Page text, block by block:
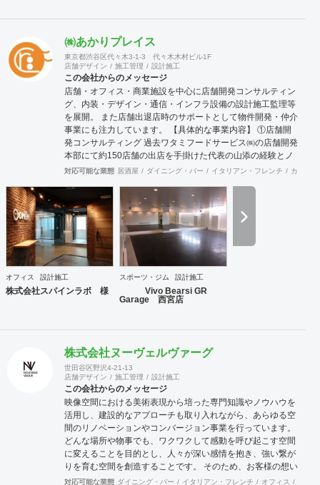
㈱あかりプレイス
東京都渋谷区代々木3-1-3 代々木木村ビル1F
店舗デザイン
施工管理 設計施工
この会社からのメッセージ
店舗・オフィス・商業施設を中心に店舗開発コンサルティン
グ、内装・デザイン・通信・インフラ設備の設計施工監理等
を展開。 また店舗出退店時のサポートとして物件開発・仲介
事業にも注力しています。 【具体的な事業内容】 ①店舗開
発コンサルティング 過去ワタミフードサービス㈱の店舗開発
本部にて約150店舗の出店を手掛けた代表の山添の経験とノ
ウハウが凝縮した事業。 物件開発だけではなく、店舗の出店
に関わる全ての業務をトータル的にサポート致します。 ②内
装工事・施工監理 会社設立から36年目という豊富な経験実
績により、高い技術を持った職人と経験豊富な現場監理によ
り、店舗デザイン設計から施工監理までを一括してワンスト
ップでご提供いたします。 ③不動産仲介（店舗・オフィス仲
介、サブリース） 多くの出退店に携わってきたネットワーク
全国のオフィスビルや店舗物件の情報を集約し、出店希望の
多い都心部、郊外主要駅をはじめ、ロードサイドの主要幹線
対応可能な業態 居酒屋 ダイニング・バー イタリアン・フレンチ カフェ
オフィス 設計施工
株式会社スパインラボ 様
スポーツ・ジム 設計施工
Vivo Bearsi GR
Garage 西宮店
株式会社ヌーヴェルヴァーグ
世田谷区野沢4-21-13
店舗デザイン
施工管理 設計施工
この会社からのメッセージ
映像空間における美術表現から培った専門知識やノウハウを
活用し、建設的なアプローチも取り入れながら、あらゆる空
間のリノベーションやコンバージョン事業を行っています。
どんな場所や物事でも、ワクワクして感動を呼び起こす空間
に変えることを目的とし、人々が深い感情を抱き、強い繋が
りを育む空間を創造することです。 そのため、お客様の想い
を汲み取り、独自性とインパクトを持った空間をデザインす
対応可能な業態 ダイニング・バー イタリアン・フレンチ オフィス